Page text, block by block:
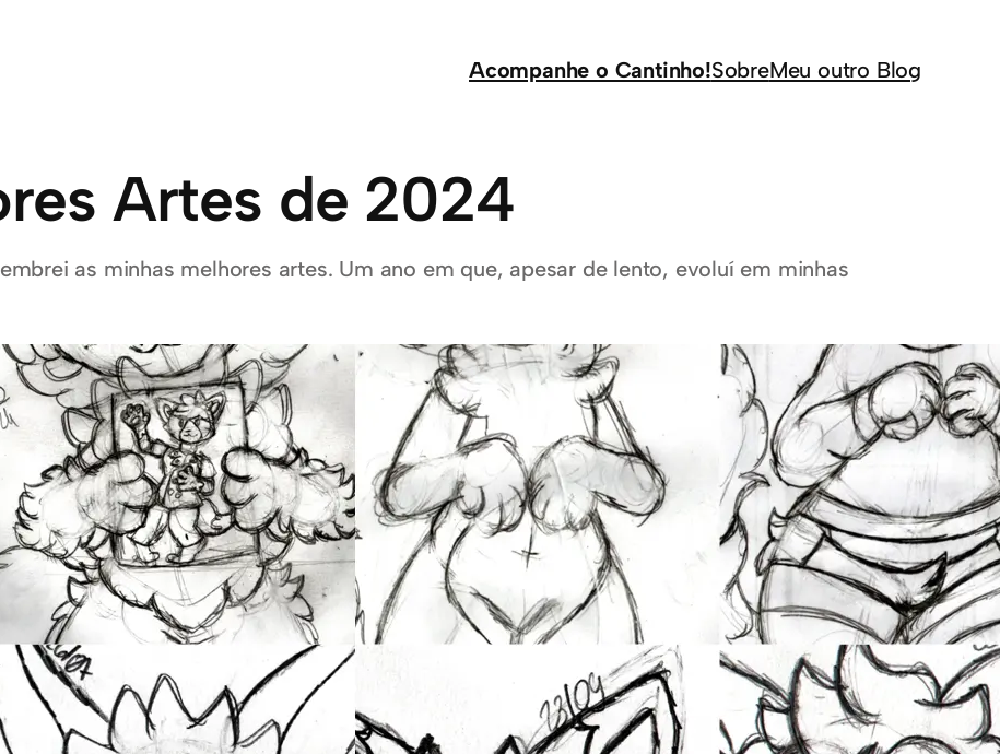
Acompanhe o Cantinho!SobreMeu outro Blog
Artes de 2024
as minhas melhores artes. Um ano em que, apesar de lento, evoluí em minhas